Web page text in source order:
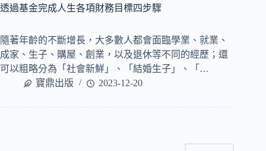
透過基金完成人生各項財務目標四步驟
隨著年齡的不斷增長，大多數人都會面臨學業、就業、
成家、生子、購屋、創業，以及退休等不同的經歷；還
可以粗略分為「社會新鮮」、「結婚生子」、「…
寶鼎出版
2023-12-20